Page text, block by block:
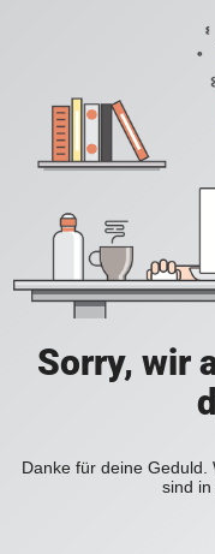
Sorry, wir
Danke für deine
sind in